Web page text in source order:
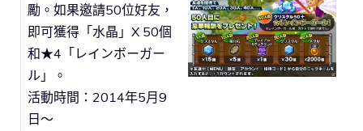
勵。如果邀請50位好友，
即可獲得「水晶」X 50個
和★4「レインボーガー
ル」。
活動時間：2014年5月9
日～